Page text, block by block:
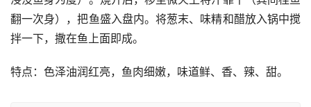
翻一次身），把鱼盛入盘内。将葱末、味精和醋放入锅中搅
拌一下，撒在鱼上面即成。
特点：色泽油润红亮，鱼肉细嫩，味道鲜、香、辣、甜。